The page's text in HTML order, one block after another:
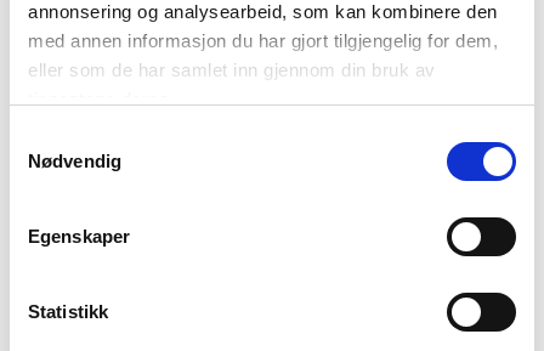
annonsering og analysearbeid, som kan kombinere den
med annen informasjon du har gjort tilgjengelig for dem,
eller som de har samlet inn gjennom din bruk av
Nødvendig
Egenskaper
Statistikk
ISPINNEFORM
BLI MED!